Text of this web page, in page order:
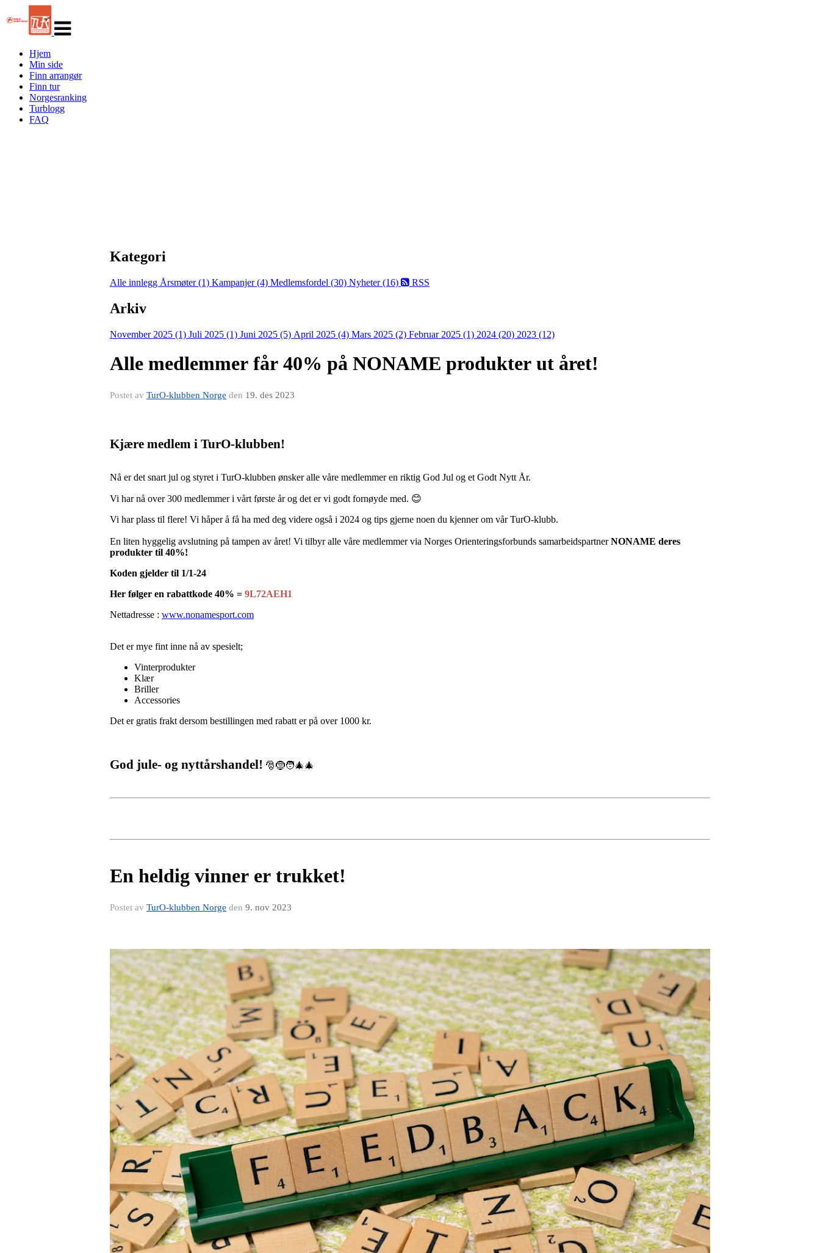
navigasjon
Hjem
Min side
Finn arrangør
Finn tur
Norgesranking
Turblogg
FAQ
Kategori
Alle innlegg Årsmøter (1) Kampanjer (4) Medlemsfordel (30) Nyheter (16) RSS
Arkiv
November 2025 (1) Juli 2025 (1) Juni 2025 (5) April 2025 (4) Mars 2025 (2) Februar 2025 (1) 2024 (20) 2023 (12)
Alle medlemmer får 40% på NONAME produkter ut året!
Postet av TurO-klubben Norge den 19. des 2023
Kjære medlem i TurO-klubben!
Nå er det snart jul og styret i TurO-klubben ønsker alle våre medlemmer en riktig God Jul og et Godt Nytt År.
Vi har nå over 300 medlemmer i vårt første år og det er vi godt fornøyde med. 😊
Vi har plass til flere! Vi håper å få ha med deg videre også i 2024 og tips gjerne noen du kjenner om vår TurO-klubb.
En liten hyggelig avslutning på tampen av året! Vi tilbyr alle våre medlemmer via Norges Orienteringsforbunds samarbeidspartnerNONAME deres
produkter til 40%!
Koden gjelder til 1/1-24
Her følger en rabattkode 40% = 9L72AEH1
Nettadresse : www.nonamesport.com
Det er mye fint inne nå av spesielt;
Vinterprodukter
Klær
Briller
Accessories
Det er gratis frakt dersom bestillingen med rabatt er på over 1000 kr.
God jule- og nyttårshandel! 🎅🤶🧑‍🎄🎄
En heldig vinner er trukket!
Postet av TurO-klubben Norge den 9. nov 2023